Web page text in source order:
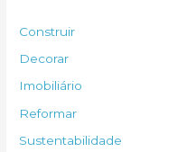
p
o
r
Construir
Decorar
Imobiliário
Reformar
Sustentabilidade